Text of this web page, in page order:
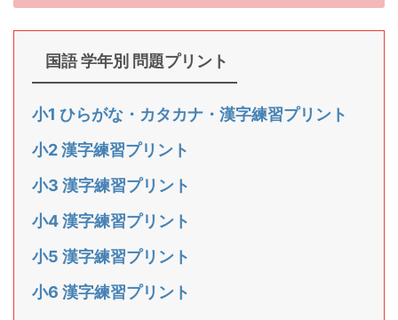
国語 学年別 問題プリント
小1 ひらがな・カタカナ・漢字練習プリント
小2 漢字練習プリント
小3 漢字練習プリント
小4 漢字練習プリント
小5 漢字練習プリント
小6 漢字練習プリント